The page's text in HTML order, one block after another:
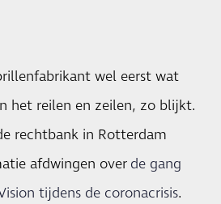
wel eerst wat
het reilen en zeilen, zo blijkt.
rechtbank in Rotterdam
afdwingen over de gang
tijdens de coronacrisis.